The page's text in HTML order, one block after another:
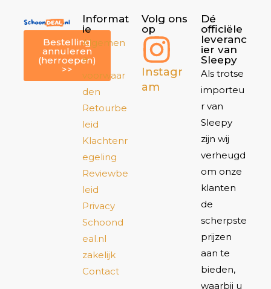
Bestelling
annuleren
(herroepen)
>>
Informat
ie
Algemen
e
voorwaar
den
Retourbe
leid
Klachtenr
egeling
Reviewbe
leid
Privacy
Schoond
eal.nl
zakelijk
Contact
Volg ons
op
Instagr
am
Dé
officiële
leveranc
ier van
Sleepy
Als trotse
importeu
r van
Sleepy
zijn wij
verheugd
om onze
klanten
de
scherpste
prijzen
aan te
bieden,
waarbij u